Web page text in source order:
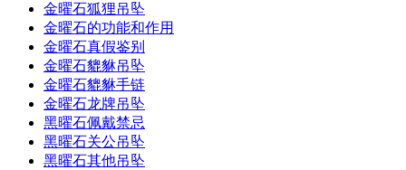
金曜石狐狸吊坠
金曜石的功能和作用
金曜石真假鉴别
金曜石貔貅吊坠
金曜石貔貅手链
金曜石龙牌吊坠
黑曜石佩戴禁忌
黑曜石关公吊坠
黑曜石其他吊坠